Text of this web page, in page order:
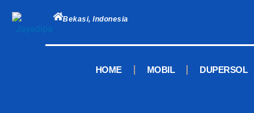
content
Bekasi, Indonesia
HOME MOBIL DUPERSOL